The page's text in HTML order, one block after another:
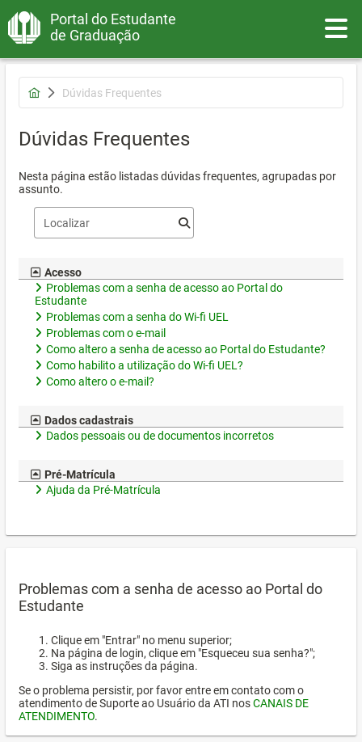
Portal do Estudante
de Graduação
Dúvidas Frequentes
Dúvidas Frequentes
Nesta página estão listadas dúvidas frequentes, agrupadas por
assunto.
Acesso
Problemas com a senha de acesso ao Portal do
Estudante
Problemas com a senha do Wi-fi UEL
Problemas com o e-mail
Como altero a senha de acesso ao Portal do Estudante?
Como habilito a utilização do Wi-fi UEL?
Como altero o e-mail?
Dados cadastrais
Dados pessoais ou de documentos incorretos
Pré-Matrícula
Ajuda da Pré-Matrícula
Problemas com a senha de acesso ao Portal do
Estudante
Clique em "Entrar" no menu superior;
Na página de login, clique em "Esqueceu sua senha?";
Siga as instruções da página.
Se o problema persistir, por favor entre em contato com o
atendimento de Suporte ao Usuário da ATI nosCANAIS DE
ATENDIMENTO.